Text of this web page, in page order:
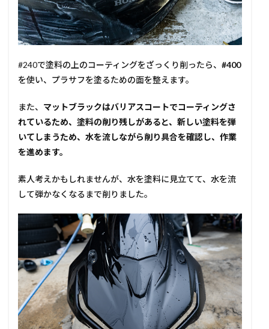
#240で塗料の上のコーティングをざっくり削ったら、 #400
を使い、プラサフを塗るための面を整えます。
また、 マットブラックはバリアスコートでコーティングさ
れているため、塗料の削り残しがあると、新しい塗料を弾
いてしまうため、水を流しながら削り具合を確認し、作業
を進めます。
素人考えかもしれませんが、水を塗料に見立てて、水を流
して弾かなくなるまで削りました。